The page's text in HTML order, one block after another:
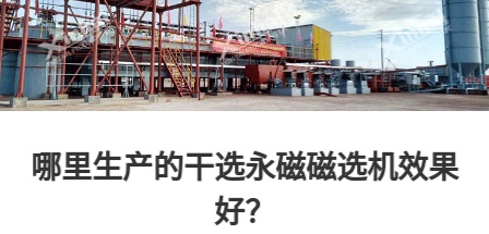
哪里生产的干选永磁磁选机效果
好？